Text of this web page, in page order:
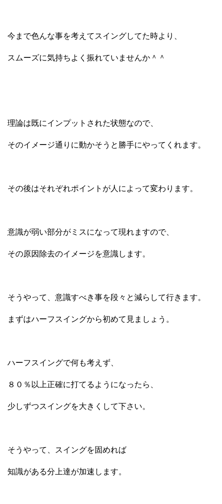
今まで色んな事を考えてスイングしてた時より、
スムーズに気持ちよく振れていませんか＾＾
理論は既にインプットされた状態なので、
そのイメージ通りに動かそうと勝手にやってくれます。
その後はそれぞれポイントが人によって変わります。
意識が弱い部分がミスになって現れますので、
その原因除去のイメージを意識します。
そうやって、意識すべき事を段々と減らして行きます。
まずはハーフスイングから初めて見ましょう。
ハーフスイングで何も考えず、
８０％以上正確に打てるようになったら、
少しずつスイングを大きくして下さい。
そうやって、スイングを固めれば
知識がある分上達が加速します。